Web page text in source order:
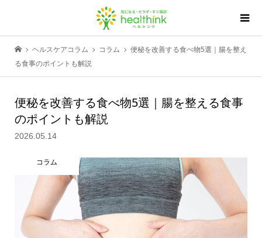
ヘルスケアコラム コラム
便秘を改善する食べ物5選｜腸を整え
る食事のポイントも解説
便秘を改善する食べ物5選｜腸を整える食事
のポイントも解説
2026.05.14
コラム